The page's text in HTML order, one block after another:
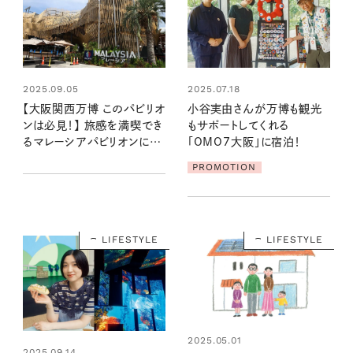
2025.09.05
【大阪関西万博 このパビリオ
ンは必見！】 旅感を満喫でき
るマレーシアパビリオンに行
2025.07.18
小谷実由さんが万博も観光
もサポートしてくれる
「OMO7大阪」に宿泊！
PROMOTION
LIFESTYLE LIFESTYLE
2025.05.01